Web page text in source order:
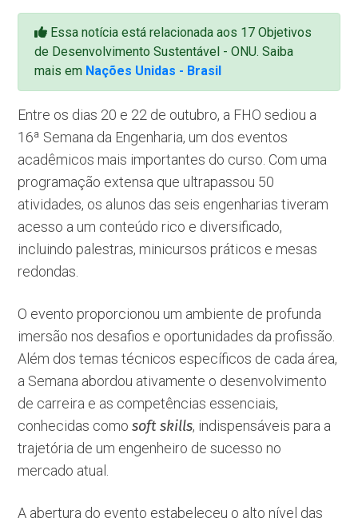
Essa notícia está relacionada aos 17 Objetivos
de Desenvolvimento Sustentável - ONU. Saiba
mais em Nações Unidas - Brasil
Entre os dias 20 e 22 de outubro, a FHO sediou a
16ª Semana da Engenharia, um dos eventos
acadêmicos mais importantes do curso. Com uma
programação extensa que ultrapassou 50
atividades, os alunos das seis engenharias tiveram
acesso a um conteúdo rico e diversificado,
incluindo palestras, minicursos práticos e mesas
redondas.
O evento proporcionou um ambiente de profunda
imersão nos desafios e oportunidades da profissão.
Além dos temas técnicos específicos de cada área,
a Semana abordou ativamente o desenvolvimento
de carreira e as competências essenciais,
conhecidas comosoft skills, indispensáveis para a
trajetória de um engenheiro de sucesso no
mercado atual.
A abertura do evento estabeleceu o alto nível das